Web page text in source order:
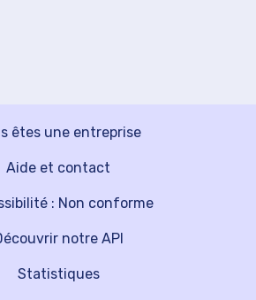
êtes une entreprise
notre API
Aide et contact
Statistiques
: Non conforme